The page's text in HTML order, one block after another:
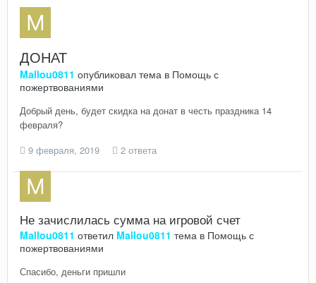
ДОНАТ
Mallou0811 опубликовал тема в Помощь с
пожертвованиями
Добрый день, будет скидка на донат в честь праздника 14
февраля?
9 февраля, 2019
2 ответа
Не зачислилась сумма на игровой счет
Mallou0811 ответил Mallou0811 тема в Помощь с
пожертвованиями
Спасибо, деньги пришли